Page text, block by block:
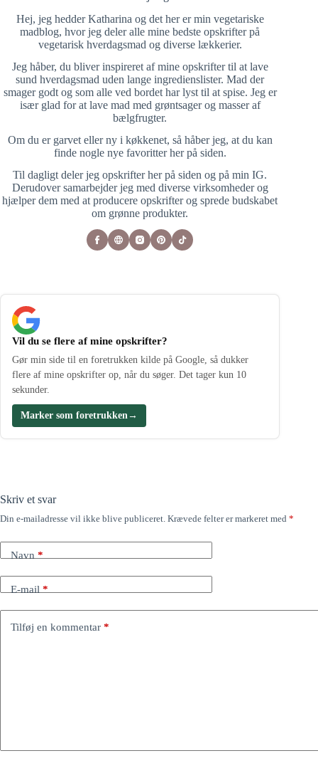
Hej, jeg hedder Katharina og det her er min vegetariske
madblog, hvor jeg deler alle mine bedste opskrifter på
vegetarisk hverdagsmad og diverse lækkerier.
Jeg håber, du bliver inspireret af mine opskrifter til at lave
sund hverdagsmad uden lange ingredienslister. Mad der
smager godt og som alle ved bordet har lyst til at spise. Jeg er
især glad for at lave mad med grøntsager og masser af
bælgfrugter.
Om du er garvet eller ny i køkkenet, så håber jeg, at du kan
finde nogle nye favoritter her på siden.
Til dagligt deler jeg opskrifter her på siden og på min IG.
Derudover samarbejder jeg med diverse virksomheder og
hjælper dem med at producere opskrifter og sprede budskabet
om grønne produkter.
Vil du se flere af mine opskrifter?
Gør min side til en foretrukken kilde på Google, så dukker
flere af mine opskrifter op, når du søger. Det tager kun 10
sekunder.
Marker som foretrukken →
Skriv et svar
Din e-mailadresse vil ikke blive publiceret. Krævede felter er markeret med *
Navn *
E-mail *
Tilføj en kommentar *